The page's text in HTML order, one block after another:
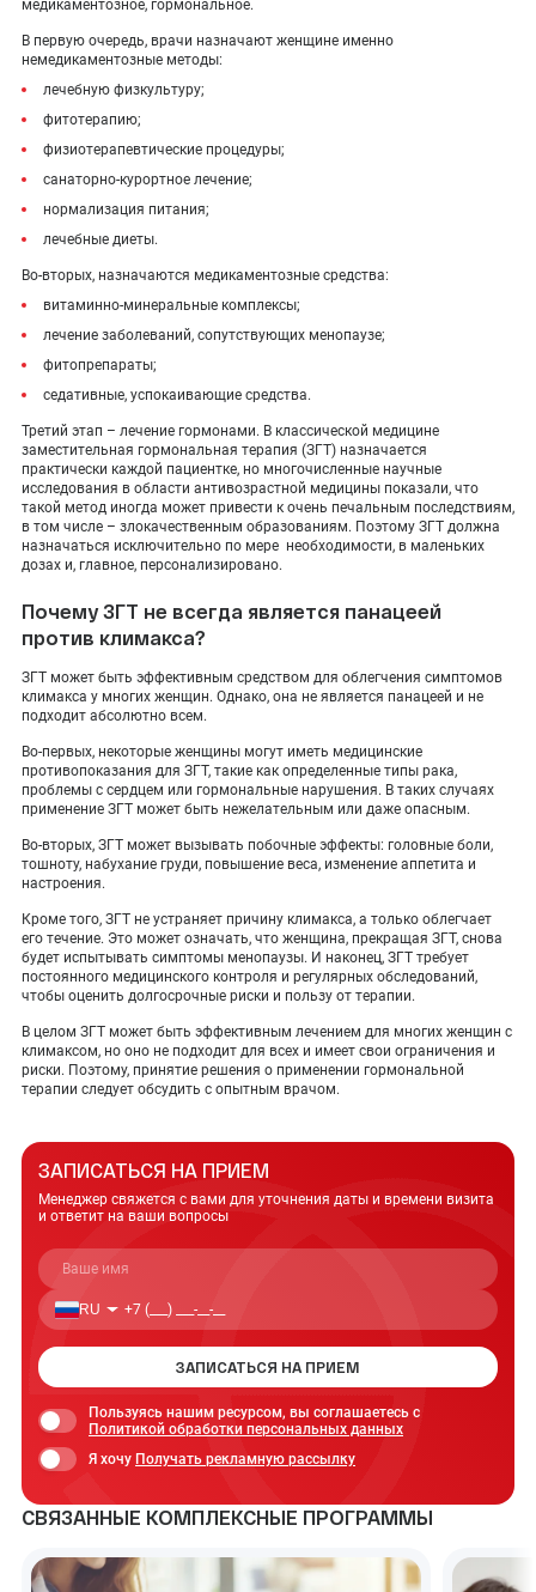
медикаментозное, гормональное.
В первую очередь, врачи назначают женщине именно
немедикаментозные методы:
лечебную физкультуру;
фитотерапию;
физиотерапевтические процедуры;
санаторно-курортное лечение;
нормализация питания;
лечебные диеты.
Во-вторых, назначаются медикаментозные средства:
витаминно-минеральные комплексы;
лечение заболеваний, сопутствующих менопаузе;
фитопрепараты;
седативные, успокаивающие средства.
Третий этап – лечение гормонами. В классической медицине
заместительная гормональная терапия (ЗГТ) назначается
практически каждой пациентке, но многочисленные научные
исследования в области антивозрастной медицины показали, что
такой метод иногда может привести к очень печальным последствиям,
в том числе – злокачественным образованиям. Поэтому ЗГТ должна
назначаться исключительно по мере необходимости, в маленьких
дозах и, главное, персонализировано.
Почему ЗГТ не всегда является панацеей
против климакса?
ЗГТ может быть эффективным средством для облегчения симптомов
климакса у многих женщин. Однако, она не является панацеей и не
подходит абсолютно всем.
Во-первых, некоторые женщины могут иметь медицинские
противопоказания для ЗГТ, такие как определенные типы рака,
проблемы с сердцем или гормональные нарушения. В таких случаях
применение ЗГТ может быть нежелательным или даже опасным.
Во-вторых, ЗГТ может вызывать побочные эффекты: головные боли,
тошноту, набухание груди, повышение веса, изменение аппетита и
настроения.
Кроме того, ЗГТ не устраняет причину климакса, а только облегчает
его течение. Это может означать, что женщина, прекращая ЗГТ, снова
будет испытывать симптомы менопаузы. И наконец, ЗГТ требует
постоянного медицинского контроля и регулярных обследований,
чтобы оценить долгосрочные риски и пользу от терапии.
В целом ЗГТ может быть эффективным лечением для многих женщин с
климаксом, но оно не подходит для всех и имеет свои ограничения и
риски. Поэтому, принятие решения о применении гормональной
терапии следует обсудить с опытным врачом.
ЗАПИСАТЬСЯ НА ПРИЕМ
Менеджер свяжется с вами для уточнения даты и времени визита
и ответит на ваши вопросы
RU
ЗАПИСАТЬСЯ НА ПРИЕМ
Пользуясь нашим ресурсом, вы соглашаетесь с
Политикой обработки персональных данных
Я хочу Получать рекламную рассылку
СВЯЗАННЫЕ КОМПЛЕКСНЫЕ ПРОГРАММЫ